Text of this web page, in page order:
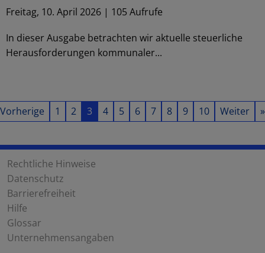
Freitag, 10. April 2026 | 105 Aufrufe
In dieser Ausgabe betrachten wir aktuelle steuerliche
Herausforderungen kommunaler...
Vorherige 1 2 3 4 5 6 7 8 9 10 Weiter »
Rechtliche Hinweise
Datenschutz
Barrierefreiheit
Hilfe
Glossar
Unternehmensangaben